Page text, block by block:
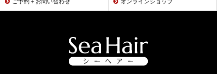
ご予約＋お問い合わせ オンラインショップ